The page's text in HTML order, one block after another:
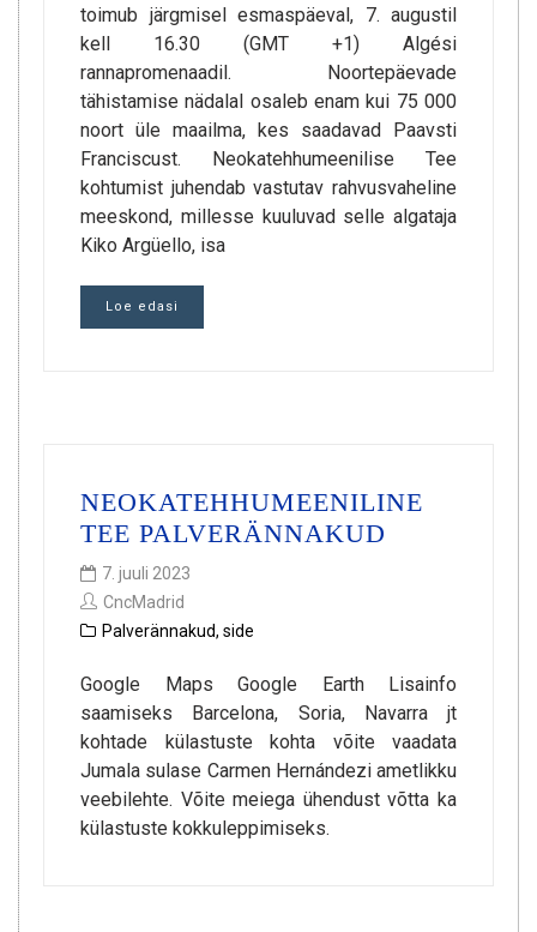
toimub järgmisel esmaspäeval, 7. augustil
kell 16.30 (GMT +1) Algési
rannapromenaadil. Noortepäevade
tähistamise nädalal osaleb enam kui 75 000
noort üle maailma, kes saadavad Paavsti
Franciscust. Neokatehhumeenilise Tee
kohtumist juhendab vastutav rahvusvaheline
meeskond, millesse kuuluvad selle algataja
Kiko Argüello, isa
Loe edasi
NEOKATEHHUMEENILINE
TEE PALVERÄNNAKUD
7. juuli 2023
CncMadrid
Palverännakud, side
Google Maps Google Earth Lisainfo
saamiseks Barcelona, Soria, Navarra jt
kohtade külastuste kohta võite vaadata
Jumala sulase Carmen Hernándezi ametlikku
veebilehte. Võite meiega ühendust võtta ka
külastuste kokkuleppimiseks.